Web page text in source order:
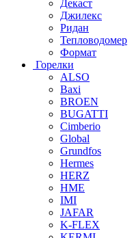
Декаст
Джилекс
Ридан
Тепловодомер
Формат
Горелки
ALSO
Baxi
BROEN
BUGATTI
Cimberio
Global
Grundfos
Hermes
HERZ
HME
IMI
JAFAR
K-FLEX